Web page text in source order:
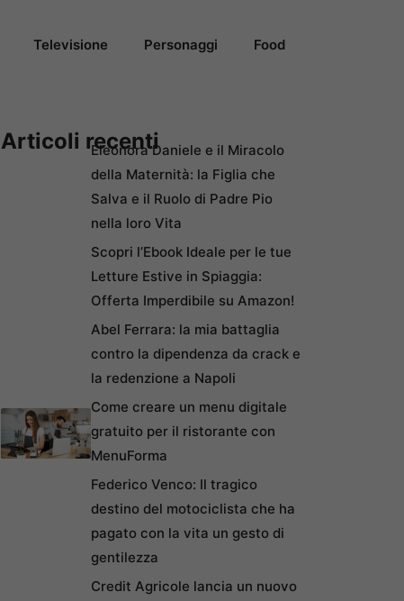
Televisione Personaggi Food
Articoli recentiEleonora Daniele e il Miracolo
della Maternità: la Figlia che
Salva e il Ruolo di Padre Pio
nella loro Vita
Scopri l’Ebook Ideale per le tue
Letture Estive in Spiaggia:
Offerta Imperdibile su Amazon!
Abel Ferrara: la mia battaglia
contro la dipendenza da crack e
la redenzione a Napoli
Come creare un menu digitale
gratuito per il ristorante con
MenuForma
Federico Venco: Il tragico
destino del motociclista che ha
pagato con la vita un gesto di
gentilezza
Credit Agricole lancia un nuovo